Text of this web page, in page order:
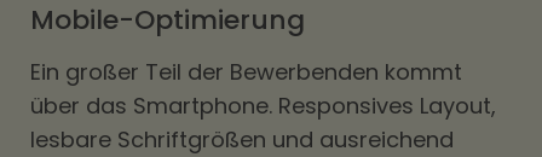
Mobile-Optimierung
Ein großer Teil der Bewerbenden kommt
über das Smartphone. Responsives Layout,
lesbare Schriftgrößen und ausreichend